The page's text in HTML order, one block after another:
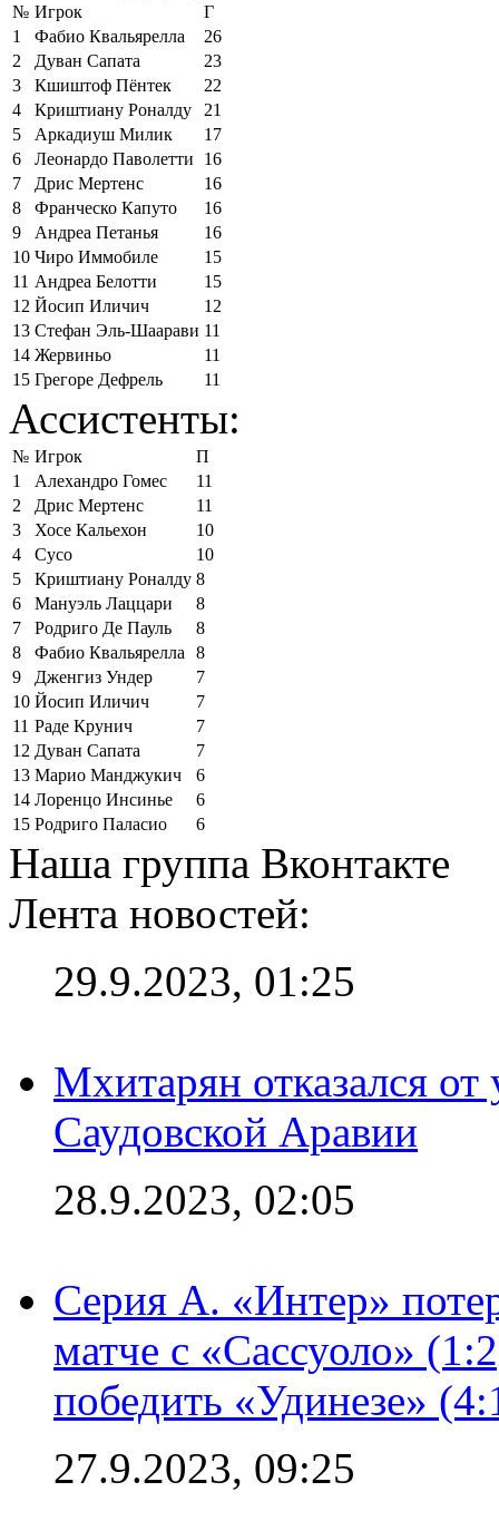
№ Игрок
Г
1
Фабио Квальярелла
26
2
Дуван Сапата
23
3
Кшиштоф Пёнтек
22
4
Криштиану Роналду
21
5
Аркадиуш Милик
17
6
Леонардо Паволетти
16
7
Дрис Мертенс
16
8
Франческо Капуто
16
9
Андреа Петанья
16
10 Чиро Иммобиле
15
11 Андреа Белотти
15
12 Йосип Иличич
12
13 Стефан Эль-Шаарави 11
14 Жервиньо
11
15 Грегоре Дефрель 11
Ассистенты:
№ Игрок
П
1
Алехандро Гомес
11
2
Дрис Мертенс
11
3
Хосе Кальехон
10
4
Сусо
10
5
Криштиану Роналду 8
6
Мануэль Лаццари
8
7
Родриго Де Пауль
8
8
Фабио Квальярелла
8
9
Дженгиз Ундер
7
10 Йосип Иличич
7
11 Раде Крунич
7
12 Дуван Сапата
7
13 Марио Манджукич
6
14 Лоренцо Инсинье
6
15 Родриго Паласио 6
Наша группа Вконтакте
Лента новостей:
29.9.2023, 01:25
Мхитарян отказался от
Саудовской Аравии
28.9.2023, 02:05
Серия А. «Интер»
матче с «Сассуоло»
победить «Удинезе»
27.9.2023, 09:25